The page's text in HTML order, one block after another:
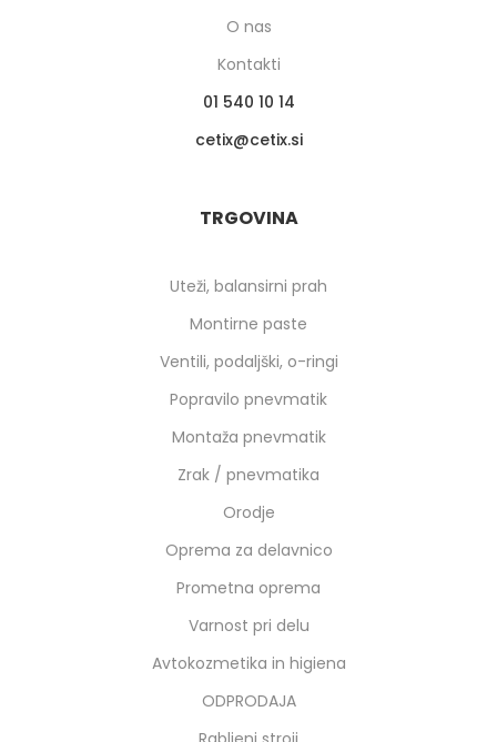
O nas
Kontakti
01 540 10 14
cetix
cetix.si
TRGOVINA
Uteži, balansirni prah
Montirne paste
Ventili, podaljški, o-ringi
Popravilo pnevmatik
Montaža pnevmatik
Zrak / pnevmatika
Orodje
Oprema za delavnico
Prometna oprema
Varnost pri delu
Avtokozmetika in higiena
ODPRODAJA